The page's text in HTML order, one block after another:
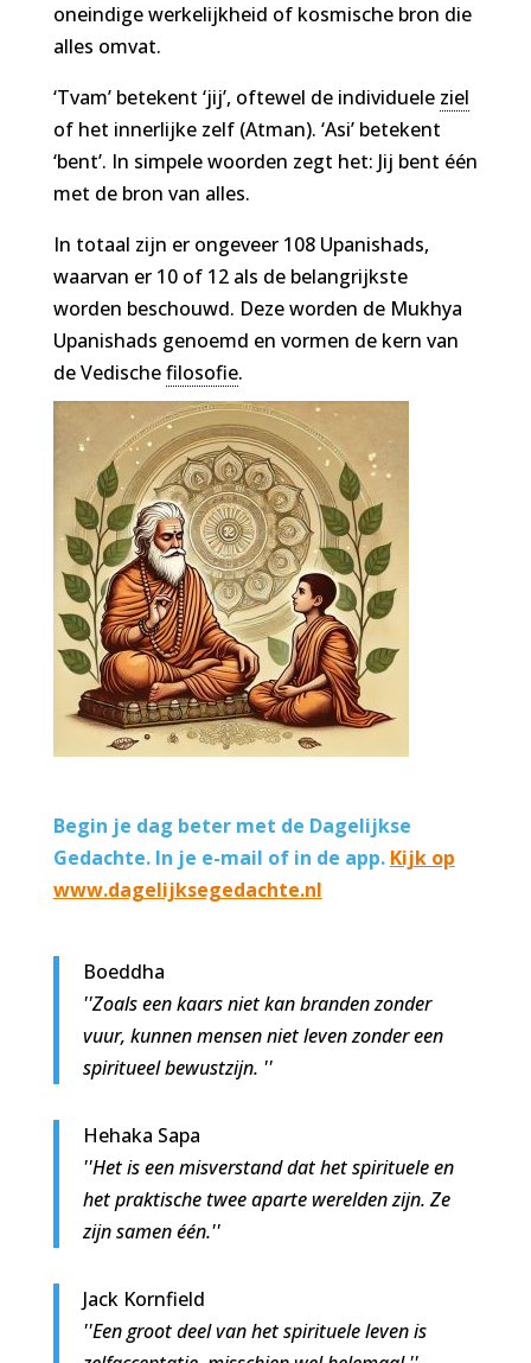
oneindige werkelijkheid of kosmische bron die
alles omvat.
‘Tvam’ betekent ‘jij’, oftewel de individuele ziel
of het innerlijke zelf (Atman). ‘Asi’ betekent
‘bent’. In simpele woorden zegt het: Jij bent één
met de bron van alles.
In totaal zijn er ongeveer 108 Upanishads,
waarvan er 10 of 12 als de belangrijkste
worden beschouwd. Deze worden de Mukhya
Upanishads genoemd en vormen de kern van
de Vedischefilosofie.
Begin je dag beter met de Dagelijkse
Gedachte. In je e-mail of in de app. Kijk op
www.dagelijksegedachte.nl
Boeddha
''Zoals een kaars niet kan branden zonder
vuur, kunnen mensen niet leven zonder een
spiritueel bewustzijn. ''
Hehaka Sapa
''Het is een misverstand dat het spirituele en
het praktische twee aparte werelden zijn. Ze
zijn samen één.''
Jack Kornfield
''Een groot deel van het spirituele leven is